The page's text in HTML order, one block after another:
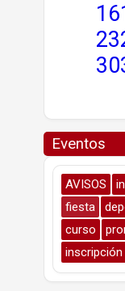
16
23
30
Eventos
AVISOS
fiesta
curso
inscripción